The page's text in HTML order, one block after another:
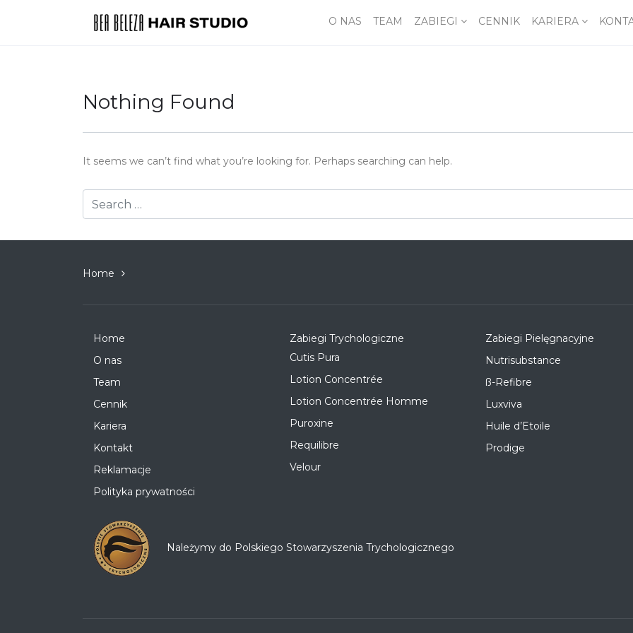
O NAS TEAM ZABIEGI CENNIK KARIERA
Nothing Found
It seems we can’t find what you’re looking for. Perhaps searching can help.
Home
Home
O nas
Team
Cennik
Kariera
Kontakt
Reklamacje
Polityka prywatności
Zabiegi Trychologiczne
Cutis Pura
Lotion Concentrée
Lotion Concentrée Homme
Puroxine
Requilibre
Velour
Zabiegi Pielęgnacyjne
Nutrisubstance
ß-Refibre
Luxviva
Huile d’Etoile
Prodige
Należymy do Polskiego Stowarzyszenia Trychologicznego